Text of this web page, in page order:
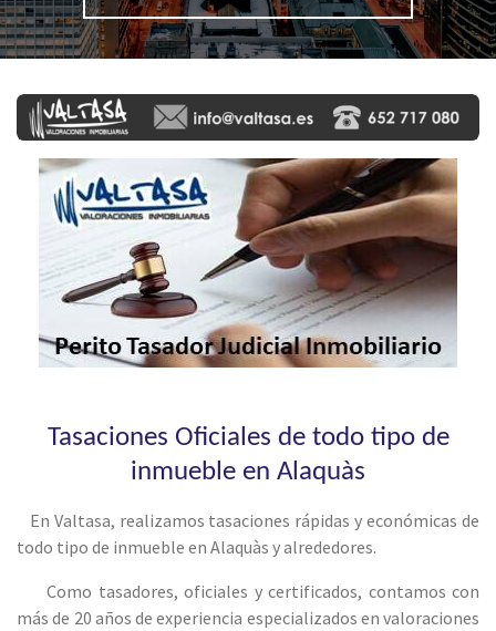
Tasaciones Oficiales de todo tipo de
inmueble en Alaquàs
En Valtasa, realizamos tasaciones rápidas y económicas de
todo tipo de inmueble en Alaquàs y alrededores.
Como tasadores, oficiales y certificados, contamos con
más de 20 años de experiencia especializados en valoraciones